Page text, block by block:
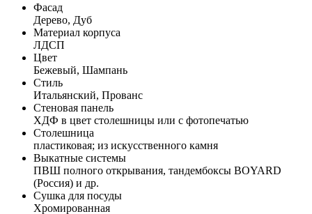
Фасад
Дерево, Дуб
Материал корпуса
ЛДСП
Цвет
Бежевый, Шампань
Стиль
Итальянский, Прованс
Стеновая панель
ХДФ в цвет столешницы или с фотопечатью
Столешница
пластиковая; из искусственного камня
Выкатные системы
ПВШ полного открывания, тандембоксы BOYARD
(Россия) и др.
Сушка для посуды
Хромированная